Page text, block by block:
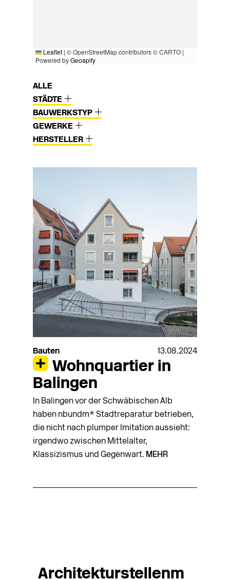
Leaflet | © OpenStreetMap contributors © CARTO |
Powered byGeoapify
ALLE
STÄDTE
BAUWERKSTYP
GEWERKE
HERSTELLER
Bauten 13.08.2024
Wohnquartier in
Balingen
In Balingen vor der Schwäbischen Alb
haben nbundm* Stadtreparatur betrieben,
die nicht nach plumper Imitation aussieht:
irgendwo zwischen Mittelalter,
Klassizismus und Gegenwart. MEHR
Architekturstellenm